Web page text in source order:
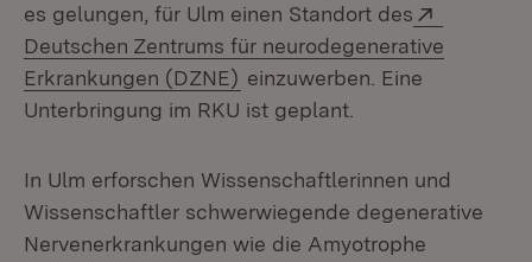
es gelungen, für Ulm einen Standort des
Deutschen Zentrums für neurodegenerative
Erkrankungen (DZNE) (Öffnet in neuem Fenster)
einzuwerben. Eine
Unterbringung im RKU ist geplant.
In Ulm erforschen Wissenschaftlerinnen und
Wissenschaftler schwerwiegende degenerative
Nervenerkrankungen wie die Amyotrophe